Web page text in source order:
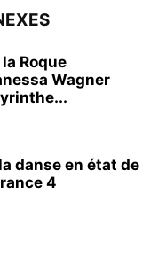
Roque
Wagner
danse en état de
4